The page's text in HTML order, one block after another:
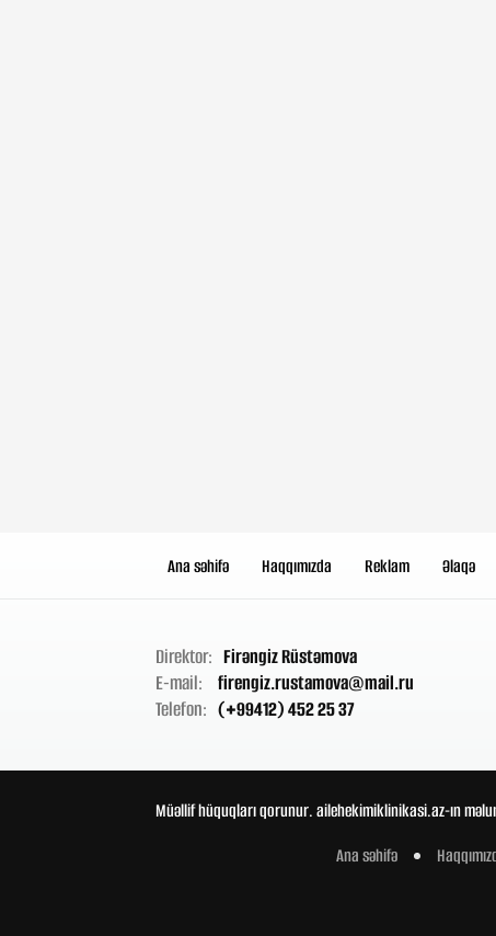
Ana səhifə Haqqımızda Reklam Əlaqə
Direktor: Firəngiz Rüstəmova
E-mail:
firengiz.rustamova@mail.ru
Telefon: (+99412) 452 25 37
Müəllif hüquqları qorunur. ailehekimiklinikasi.az-ın
Ana səhifə